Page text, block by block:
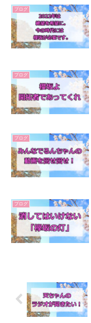
ブログ
ブログ
ブログ
ブログ